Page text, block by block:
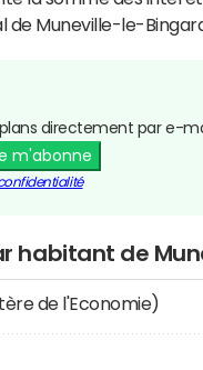
Muneville-le-
directement par e-
m'abonne
habitant de
de l'Economie)